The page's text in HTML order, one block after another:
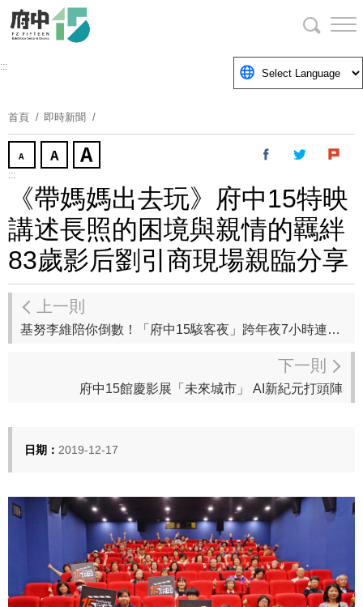
要
塊
:::
首頁 即時新聞
:::
《帶媽媽出去玩》府中15特映
講述長照的困境與親情的羈絆
83歲影后劉引商現場親臨分享
上一則
基努李維陪你倒數！「府中15駭客夜」跨年夜7小時連映科幻經典「駭客任務三部曲」
下一則
府中15館慶影展「未來城市」 AI新紀元打頭陣
日期： 2019-12-17